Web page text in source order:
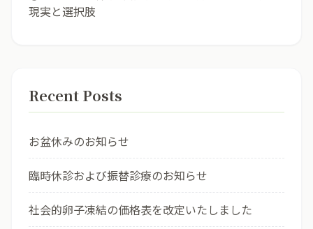
現実と選択肢
Recent Posts
お盆休みのお知らせ
臨時休診および振替診療のお知らせ
社会的卵子凍結の価格表を改定いたしました